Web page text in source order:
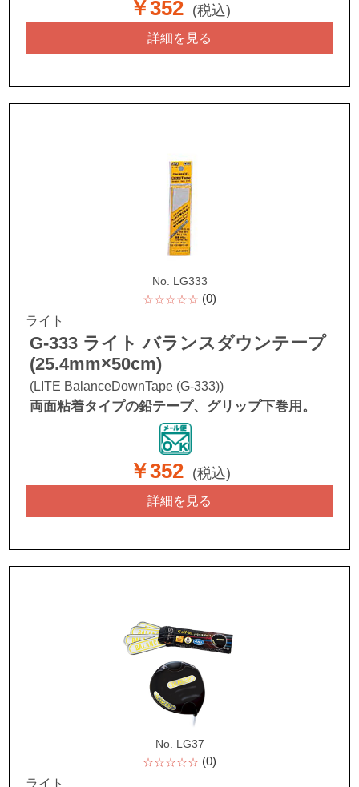
￥352 (税込)
詳細を見る
No. LG333
☆☆☆☆☆ (0)
ライト
G-333 ライト バランスダウンテープ
(25.4mm×50cm)
(LITE BalanceDownTape (G-333))
両面粘着タイプの鉛テープ、グリップ下巻用。
￥352 (税込)
詳細を見る
No. LG37
☆☆☆☆☆ (0)
ライト